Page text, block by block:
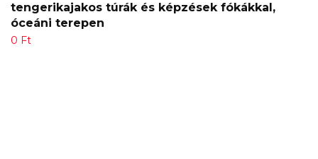
tengerikajakos túrák és képzések fókákkal,
óceáni terepen
0 Ft